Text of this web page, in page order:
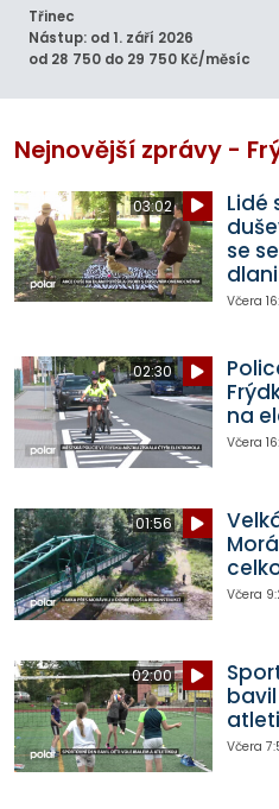
Třinec
Nástup: od 1. září 2026
od 28 750 do 29 750 Kč/měsíc
Nejnovější zprávy -
03:02
Lidé
se
dlani
Včera
02:30
na
Včera
01:56
Včera
02:00
Včera